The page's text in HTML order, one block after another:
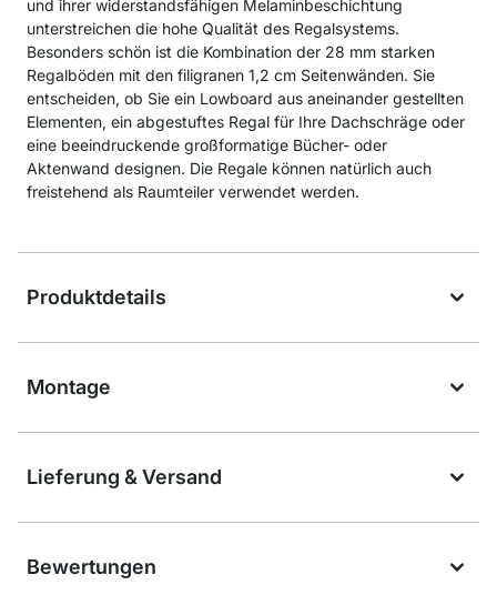
und ihrer widerstandsfähigen Melaminbeschichtung
unterstreichen die hohe Qualität des Regalsystems.
Besonders schön ist die Kombination der 28 mm starken
Regalböden mit den filigranen 1,2 cm Seitenwänden. Sie
entscheiden, ob Sie ein Lowboard aus aneinander gestellten
Elementen, ein abgestuftes Regal für Ihre Dachschräge oder
eine beeindruckende großformatige Bücher- oder
Aktenwand designen. Die Regale können natürlich auch
freistehend als Raumteiler verwendet werden.
Produktdetails
Montage
Lieferung & Versand
Bewertungen